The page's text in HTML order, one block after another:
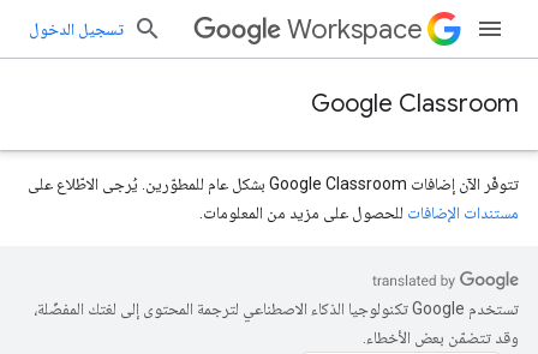
Workspace تسجيل الدخول
Google Classroom
تتوفّر الآن إضافات Google Classroom بشكل عام للمطوّرين. يُرجى الاطّلاع على
مستندات الإضافات للحصول على مزيد من المعلومات.
تستخدم Google تكنولوجيا الذكاء الاصطناعي لترجمة المحتوى إلى لغتك المفضّلة،
وقد تتضمّن بعض الأخطاء.